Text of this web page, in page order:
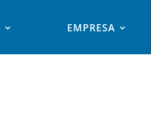
EMPRESA